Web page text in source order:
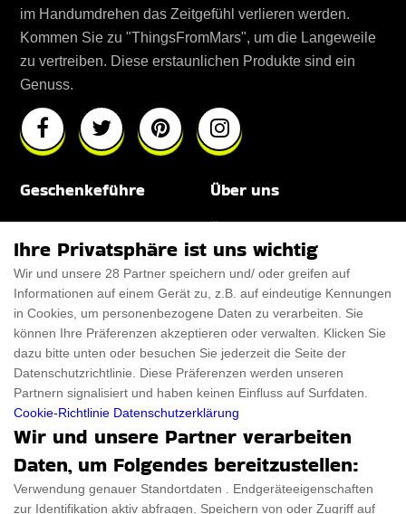
im Handumdrehen das Zeitgefühl verlieren werden.
Kommen Sie zu "ThingsFromMars", um die Langeweile
zu vertreiben. Diese erstaunlichen Produkte sind ein
Genuss.
Geschenkeführe
Für Haustiere
ThanksGiving
Über uns
Rabattcode
Trendiger Rabattcode
Black Friday
Ein Produkt einreichen
Kontakt
Ein Produkt einreichen
Geschenkeführer
Datenschutz­erklärung
Datenschutz­erklärung
Impressum
Cookies
Ihre Privatsphäre ist uns wichtig
Wir und unsere 28 Partner speichern und/ oder greifen auf
Informationen auf einem Gerät zu, z.B. auf eindeutige Kennungen
in Cookies, um personenbezogene Daten zu verarbeiten. Sie
können Ihre Präferenzen akzeptieren oder verwalten. Klicken Sie
dazu bitte unten oder besuchen Sie jederzeit die Seite der
Datenschutzrichtlinie. Diese Präferenzen werden unseren
Partnern signalisiert und haben keinen Einfluss auf Surfdaten.
Cookie-Richtlinie Datenschutzerklärung
Wir und unsere Partner verarbeiten
Daten, um Folgendes bereitzustellen:
Verwendung genauer Standortdaten . Endgeräteeigenschaften
zur Identifikation aktiv abfragen. Speichern von oder Zugriff auf